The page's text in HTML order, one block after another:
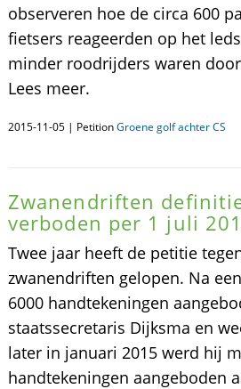
observeren hoe de circa 600
fietsers reageerden op het
minder roodrijders waren
Lees meer.
2015-11-05 | PetitionGroene golf achter CS
Zwanendriften
verboden per 1 juli
Twee jaar heeft de petitie
zwanendriften gelopen. Na
6000 handtekeningen
staatssecretaris Dijksma en
later in januari 2015 werd hij
handtekeningen aangeboden